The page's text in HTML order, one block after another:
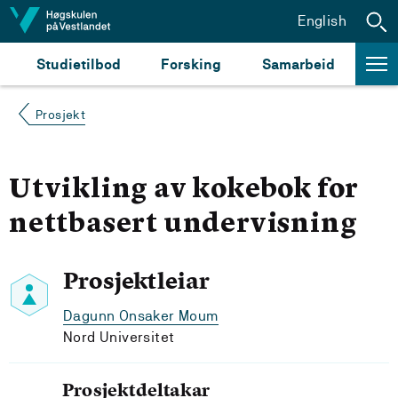
Hopp til innhald
Studietilbod Forsking Samarbeid
English
Prosjekt
Utvikling av kokebok for
nettbasert undervisning
Prosjektleiar
Dagunn Onsaker Moum
Nord Universitet
Prosjektdeltakar